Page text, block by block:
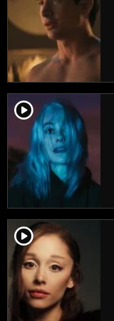
player2
player2